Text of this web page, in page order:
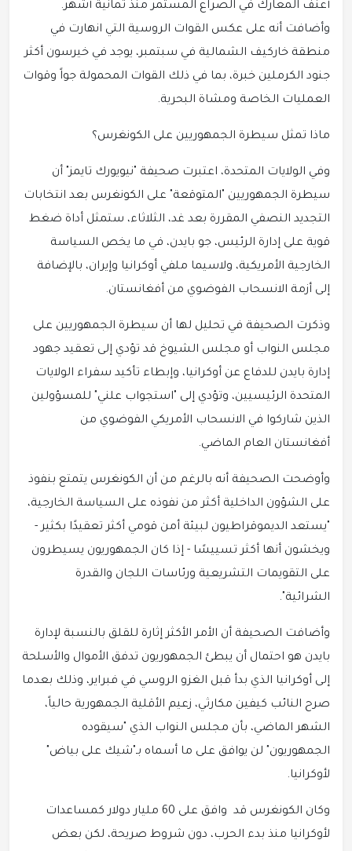
أعنف المعارك في الصراع المستمر منذ ثمانية أشهر.
وأضافت أنه على عكس القوات الروسية التي انهارت في
منطقة خاركيف الشمالية في سبتمبر، يوجد في خيرسون أكثر
جنود الكرملين خبرة، بما في ذلك القوات المحمولة جواً وقوات
العمليات الخاصة ومشاة البحرية.
ماذا تمثل سيطرة الجمهوريين على الكونغرس؟
وفي الولايات المتحدة، اعتبرت صحيفة "نيويورك تايمز" أن
سيطرة الجمهوريين "المتوقعة" على الكونغرس بعد انتخابات
التجديد النصفي المقررة بعد غد، الثلاثاء، ستمثل أداة ضغط
قوية على إدارة الرئيس، جو بايدن، في ما يخص السياسة
الخارجية الأمريكية، ولاسيما ملفي أوكرانيا وإيران، بالإضافة
إلى أزمة الانسحاب الفوضوي من أفغانستان.
وذكرت الصحيفة في تحليل لها أن سيطرة الجمهوريين على
مجلس النواب أو مجلس الشيوخ قد تؤدي إلى تعقيد جهود
إدارة بايدن للدفاع عن أوكرانيا، وإبطاء تأكيد سفراء الولايات
المتحدة الرئيسيين، وتؤدي إلى "استجواب علني" للمسؤولين
الذين شاركوا في الانسحاب الأمريكي الفوضوي من
أفغانستان العام الماضي.
وأوضحت الصحيفة أنه بالرغم من أن الكونغرس يتمتع بنفوذ
على الشؤون الداخلية أكثر من نفوذه على السياسة الخارجية،
"يستعد الديموقراطيون لبيئة أمن قومي أكثر تعقيدًا بكثير -
ويخشون أنها أكثر تسييسًا - إذا كان الجمهوريون يسيطرون
على التقويمات التشريعية ورئاسات اللجان والقدرة
الشرائية".
وأضافت الصحيفة أن الأمر الأكثر إثارة للقلق بالنسبة لإدارة
بايدن هو احتمال أن يبطئ الجمهوريون تدفق الأموال والأسلحة
إلى أوكرانيا الذي بدأ قبل الغزو الروسي في فبراير، وذلك بعدما
صرح النائب كيفين مكارثي، زعيم الأقلية الجمهورية حالياً،
الشهر الماضي، بأن مجلس النواب الذي "سيقوده
الجمهوريون" لن يوافق على ما أسماه بـ"شيك على بياض"
لأوكرانيا.
وكان الكونغرس قد وافق على 60 مليار دولار كمساعدات
لأوكرانيا منذ بدء الحرب، دون شروط صريحة، لكن بعض